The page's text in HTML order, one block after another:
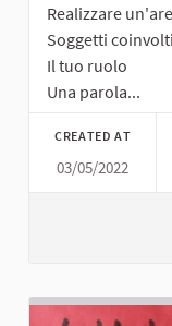
Realizzare
Soggetti coinvolti
Il tuo ruolo
Una parola...
CREATED AT
03/05/2022